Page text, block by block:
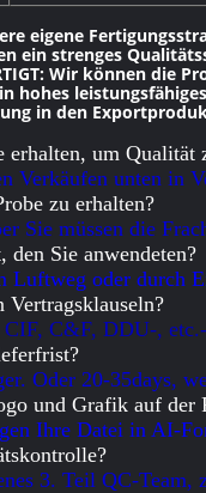
eigene
ein strenges
Wir können
hohes
in den
erhalten, um Qualität
Verkäufen unten in
zu erhalten?
Sie müssen die
den Sie anwendeten?
Luftweg oder durch
Vertragsklauseln?
C&F, DDU-, etc.-
Oder 20-35days,
und Grafik auf der
Ihre Datei in AI-
3. Teil QC-